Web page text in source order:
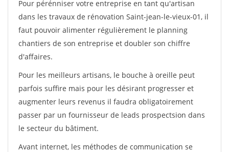
Pour pérénniser votre entreprise en tant qu'artisan
dans les travaux de rénovation Saint-jean-le-vieux-01, il
faut pouvoir alimenter régulièrement le planning
chantiers de son entreprise et doubler son chiffre
d'affaires.
Pour les meilleurs artisans, le bouche à oreille peut
parfois suffire mais pour les désirant progresser et
augmenter leurs revenus il faudra obligatoirement
passer par un fournisseur de leads prospectsion dans
le secteur du bâtiment.
Avant internet, les méthodes de communication se